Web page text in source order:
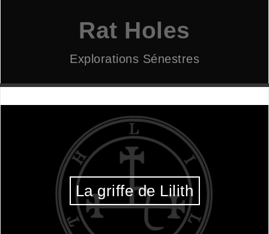
Rat Holes
Explorations Sénestres
La griffe de Lilith